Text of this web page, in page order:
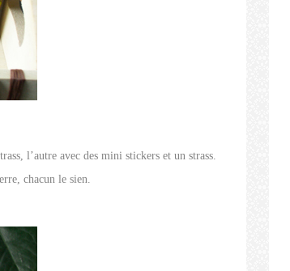
l’autre avec des mini stickers et un strass.
chacun le sien.